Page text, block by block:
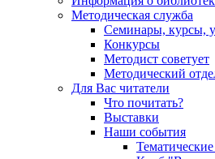
Методическая служба
Семинары, курсы,
Конкурсы
Методист советует
Методический
Для Вас читатели
Что почитать?
Выставки
Наши события